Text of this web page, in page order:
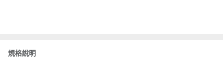
規格說明